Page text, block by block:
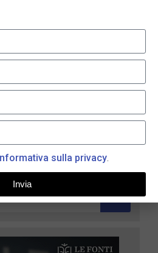
TUTTO »
sulla privacy.
Invia